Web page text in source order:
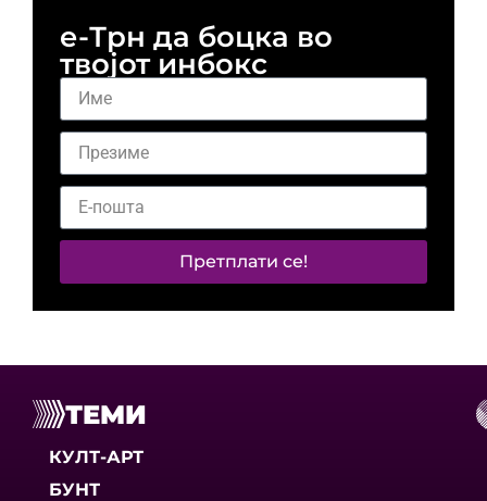
е-Трн да боцка во
твојот инбокс
Претплати се!
ТЕМИ
КУЛТ-АРТ
БУНТ